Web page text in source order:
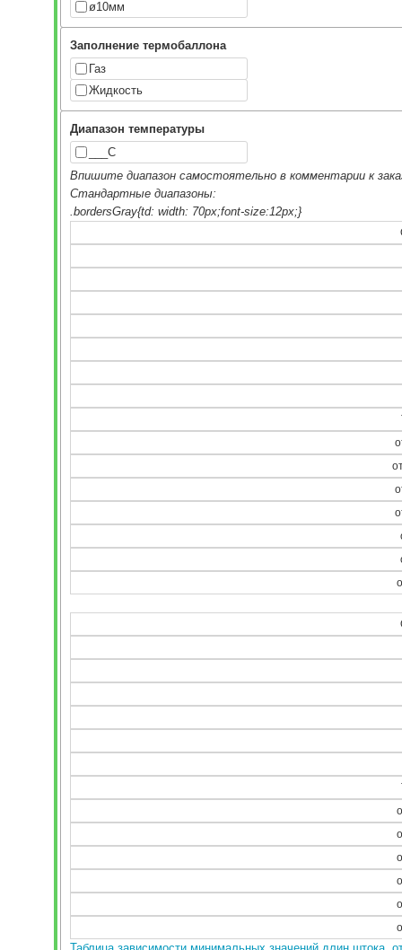
ø10мм
Заполнение термобаллона
Газ
Жидкость
Диапазон температуры
___С
Впишите диапазон самостоятельно в комментарии к
Стандартные диапазоны: